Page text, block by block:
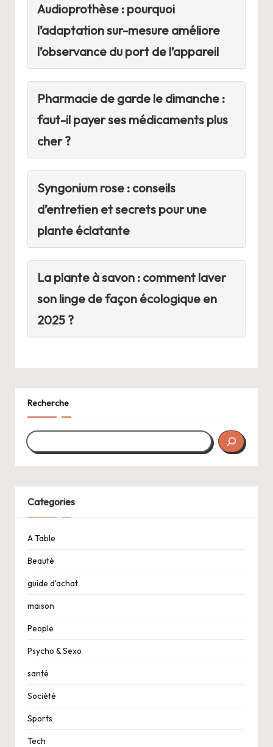
Audioprothèse : pourquoi
l’adaptation sur-mesure améliore
l’observance du port de l’appareil
Pharmacie de garde le dimanche :
faut-il payer ses médicaments plus
cher ?
Syngonium rose : conseils
d’entretien et secrets pour une
plante éclatante
La plante à savon : comment laver
son linge de façon écologique en
2025 ?
Recherche
Categories
A Table
Beauté
guide d'achat
maison
People
Psycho & Sexo
santé
Société
Sports
Tech